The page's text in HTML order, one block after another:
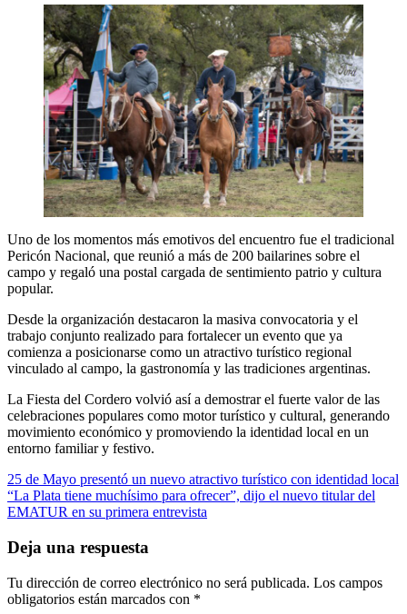
Uno de los momentos más emotivos del encuentro fue el tradicional
Pericón Nacional, que reunió a más de 200 bailarines sobre el
campo y regaló una postal cargada de sentimiento patrio y cultura
popular.
Desde la organización destacaron la masiva convocatoria y el
trabajo conjunto realizado para fortalecer un evento que ya
comienza a posicionarse como un atractivo turístico regional
vinculado al campo, la gastronomía y las tradiciones argentinas.
La Fiesta del Cordero volvió así a demostrar el fuerte valor de las
celebraciones populares como motor turístico y cultural, generando
movimiento económico y promoviendo la identidad local en un
entorno familiar y festivo.
Navegación
de
25 de Mayo presentó un nuevo atractivo turístico con identidad local
“La Plata tiene muchísimo para ofrecer”, dijo el nuevo titular del
EMATUR en su primera entrevista
Deja una respuesta
Tu dirección de correo electrónico no será publicada. Los campos
obligatorios están marcados con *